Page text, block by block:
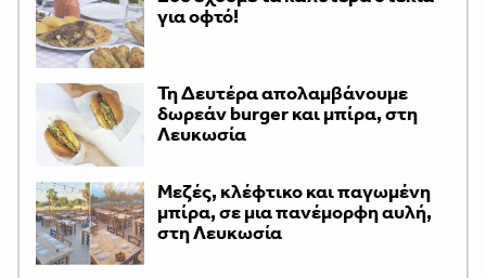
για οφτό!
Τη Δευτέρα απολαμβάνουμε
δωρεάν burger και μπίρα, στη
Λευκωσία
Μεζές, κλέφτικο και παγωμένη
μπίρα, σε μια πανέμορφη αυλή,
στη Λευκωσία